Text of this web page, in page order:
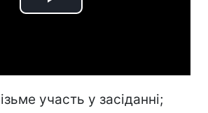
Play
участь у засіданні;